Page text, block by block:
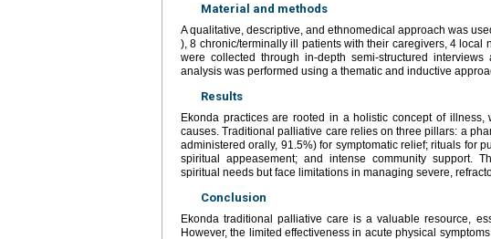
Material and methods
A qualitative, descriptive, and ethnomedical approach was
), 8 chronic/terminally ill patients with their caregivers, 4
were collected through in-depth semi-structured
analysis was performed using a thematic and inductive
Results
Ekonda practices are rooted in a holistic concept of
causes. Traditional palliative care relies on three pillars: a
administered orally, 91.5%) for symptomatic relief; rituals for
spiritual appeasement; and intense community support.
spiritual needs but face limitations in managing severe,
Conclusion
Ekonda traditional palliative care is a valuable resource,
However, the limited effectiveness in acute physical